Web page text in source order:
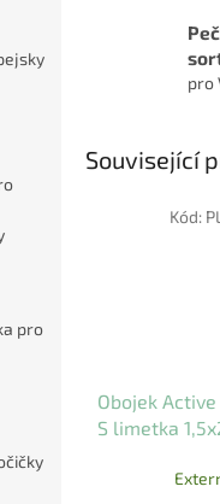
pro
pro
Související
Obojek
S limetka
Kód: